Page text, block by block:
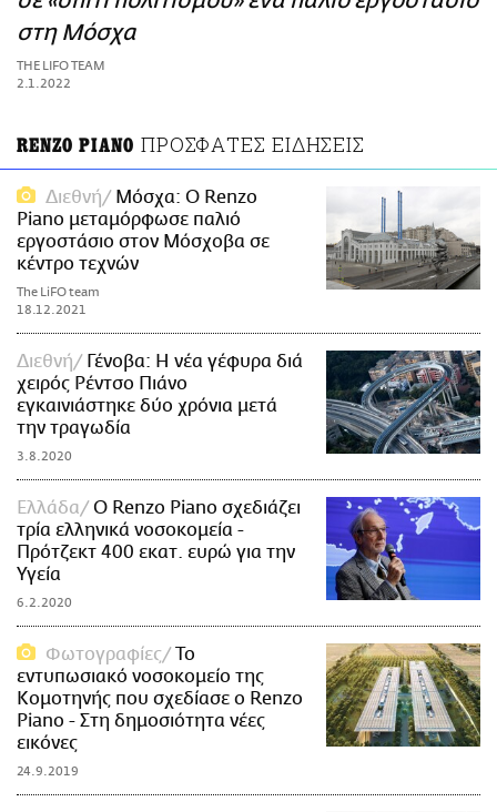
ΑΜΠΑ
PRINT
στη Μόσχα
THE LIFO TEAM
2.1.2022
RENZO PIANO ΠΡΟΣΦΑΤΕΣ ΕΙΔΗΣΕΙΣ
Διεθνή
Μόσχα: Ο Renzo
Piano μεταμόρφωσε παλιό
εργοστάσιο στον Μόσχοβα σε
κέντρο τεχνών
The LiFO team
18.12.2021
Διεθνή
Γένοβα: Η νέα γέφυρα διά
χειρός Ρέντσο Πιάνο
εγκαινιάστηκε δύο χρόνια μετά
την τραγωδία
3.8.2020
Ελλάδα
Ο Renzo Piano σχεδιάζει
τρία ελληνικά νοσοκομεία -
Πρότζεκτ 400 εκατ. ευρώ για την
Υγεία
6.2.2020
Φωτογραφίες
Το
εντυπωσιακό νοσοκομείο της
Κομοτηνής που σχεδίασε ο Renzo
Piano - Στη δημοσιότητα νέες
εικόνες
24.9.2019